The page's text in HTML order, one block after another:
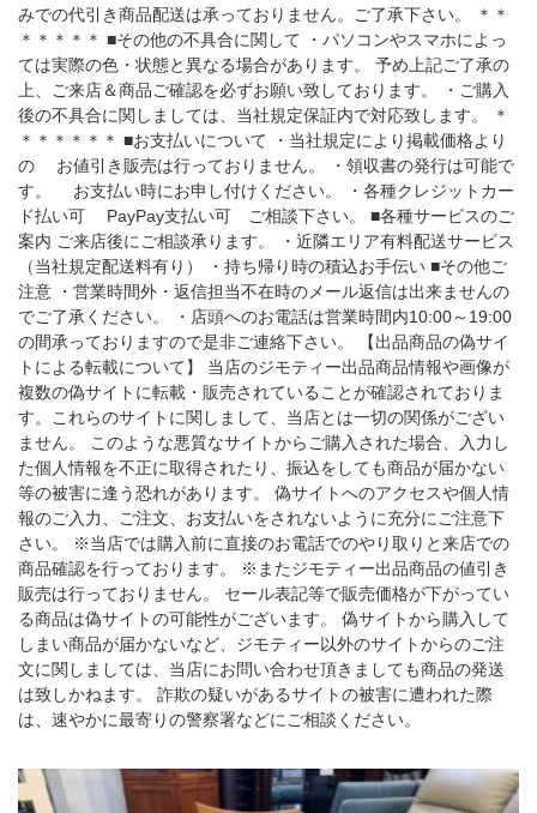
みでの代引き商品配送は承っておりません。ご了承下さい。 ＊＊
＊＊＊＊＊ ■その他の不具合に関して ・パソコンやスマホによっ
ては実際の色・状態と異なる場合があります。 予め上記ご了承の
上、ご来店＆商品ご確認を必ずお願い致しております。 ・ご購入
後の不具合に関しましては、当社規定保証内で対応致します。 ＊
＊＊＊＊＊＊ ■お支払いについて ・当社規定により掲載価格より
の お値引き販売は行っておりません。 ・領収書の発行は可能で
す。 お支払い時にお申し付けください。 ・各種クレジットカー
ド払い可 PayPay支払い可 ご相談下さい。 ■各種サービスのご
案内 ご来店後にご相談承ります。 ・近隣エリア有料配送サービス
（当社規定配送料有り） ・持ち帰り時の積込お手伝い ■その他ご
注意 ・営業時間外・返信担当不在時のメール返信は出来ませんの
でご了承ください。 ・店頭へのお電話は営業時間内10:00～19:00
の間承っておりますので是非ご連絡下さい。 【出品商品の偽サイ
トによる転載について】 当店のジモティー出品商品情報や画像が
複数の偽サイトに転載・販売されていることが確認されておりま
す。これらのサイトに関しまして、当店とは一切の関係がござい
ません。 このような悪質なサイトからご購入された場合、入力し
た個人情報を不正に取得されたり、振込をしても商品が届かない
等の被害に逢う恐れがあります。 偽サイトへのアクセスや個人情
報のご入力、ご注文、お支払いをされないように充分にご注意下
さい。 ※当店では購入前に直接のお電話でのやり取りと来店での
商品確認を行っております。 ※またジモティー出品商品の値引き
販売は行っておりません。 セール表記等で販売価格が下がってい
る商品は偽サイトの可能性がございます。 偽サイトから購入して
しまい商品が届かないなど、ジモティー以外のサイトからのご注
文に関しましては、当店にお問い合わせ頂きましても商品の発送
は致しかねます。 詐欺の疑いがあるサイトの被害に遭われた際
は、速やかに最寄りの警察署などにご相談ください。